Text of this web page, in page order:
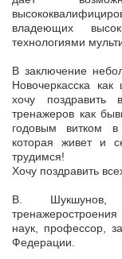
владеющих
технологиями
В заключение
Новочеркасска как
хочу поздравить
тренажеров как
годовым витком в
которая живет и
трудимся!
Хочу поздравить
В. Шукшунов,
наук, профессор,
Федерации.